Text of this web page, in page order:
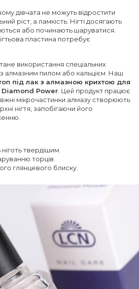
дівчата не можуть відростити
ріст, а ламкість. Нігті досягають
або починають шаруватися.
пластина потребує
використання спеціальних
з алмазним пилом або кальцієм. Наш
під лак з алмазною крихтою для
Diamond Power. Цей продукт працює
мікрочастинки алмазу створюють
нігтя, запобігаючи його
твердішим.
торців.
глянцевого блиску.